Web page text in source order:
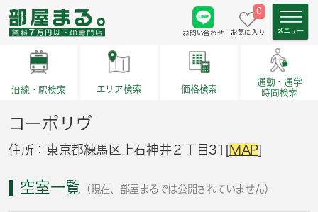
お問い合わせ
0
お気に入り
沿線・駅検索 エリア検索 価格検索
通勤・通学
時間検索
コーポリヴ
住所：東京都練馬区上石神井２丁目31[MAP]
空室一覧 （現在、部屋まるでは公開されていません）